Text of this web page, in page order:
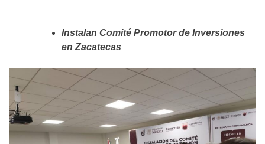
Instalan Comité Promotor de Inversiones
en Zacatecas